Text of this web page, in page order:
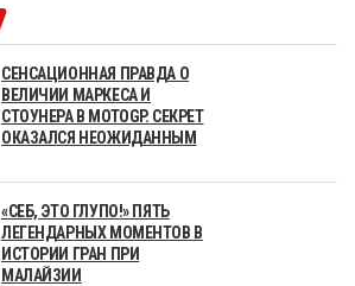
СЕНСАЦИОННАЯ ПРАВДА О
ВЕЛИЧИИ МАРКЕСА И
СТОУНЕРА В MOTOGP. СЕКРЕТ
ОКАЗАЛСЯ НЕОЖИДАННЫМ
«СЕБ, ЭТО ГЛУПО!» ПЯТЬ
ЛЕГЕНДАРНЫХ МОМЕНТОВ В
ИСТОРИИ ГРАН ПРИ
МАЛАЙЗИИ